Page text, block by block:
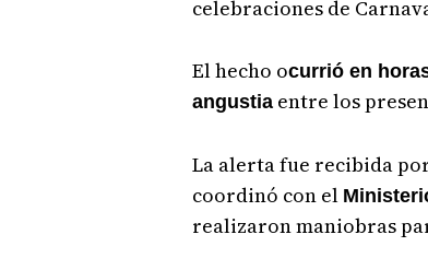
celebraciones de
El hecho ocurrió en
angustiaentre los
La alerta fue recibida
coordinó con el
realizaron maniobras